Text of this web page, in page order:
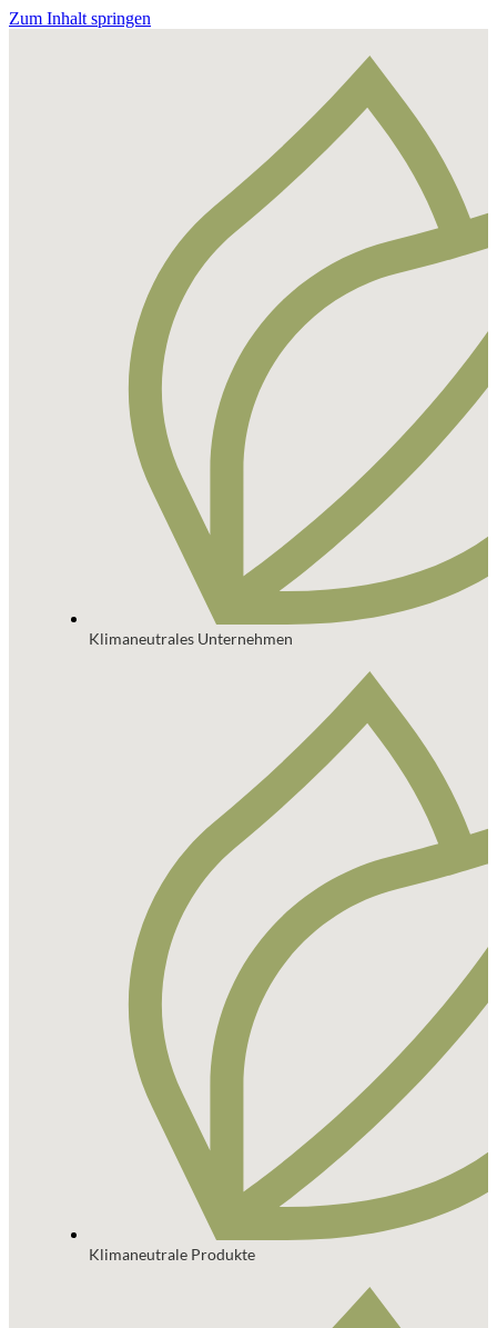
Zum Inhalt springen
Klimaneutrales Unternehmen
Klimaneutrale Produkte